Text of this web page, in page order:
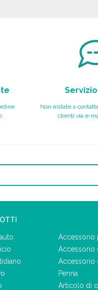
Non esitate a
clienti via e-
Accessorio
Accessorio
Accessorio
Penna
Articolo di